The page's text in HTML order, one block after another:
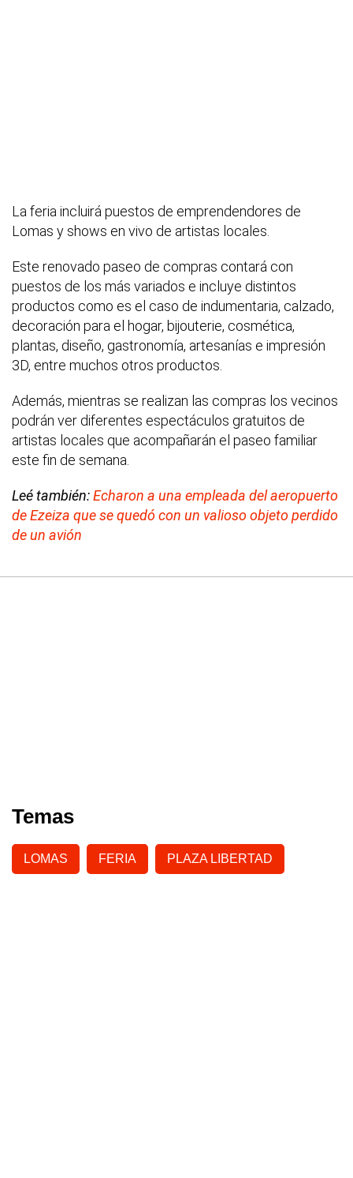
La feria incluirá puestos de emprendendores de
Lomas y shows en vivo de artistas locales.
Este renovado paseo de compras contará con
puestos de los más variados e incluye distintos
productos como es el caso de indumentaria, calzado,
decoración para el hogar, bijouterie, cosmética,
plantas, diseño, gastronomía, artesanías e impresión
3D, entre muchos otros productos.
Además, mientras se realizan las compras los vecinos
podrán ver diferentes espectáculos gratuitos de
artistas locales que acompañarán el paseo familiar
este fin de semana.
Leé también:Echaron a una empleada del aeropuerto
de Ezeiza que se quedó con un valioso objeto perdido
de un avión
Temas
LOMAS FERIA PLAZA LIBERTAD